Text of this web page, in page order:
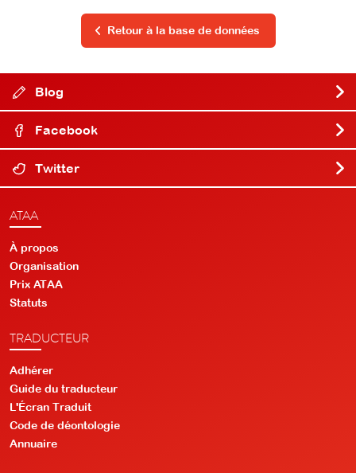
Retour à la base de données
Blog
Facebook
Twitter
ATAA
À propos
Organisation
Prix ATAA
Statuts
TRADUCTEUR
Adhérer
Guide du traducteur
L'Écran Traduit
Code de déontologie
Annuaire